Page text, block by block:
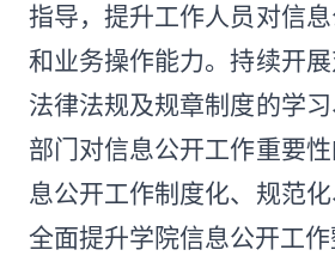
指导，提升工作人员对信
和业务操作能力。持续开
法律法规及规章制度的学
部门对信息公开工作重要
息公开工作制度化、规范化
全面提升学院信息公开工作